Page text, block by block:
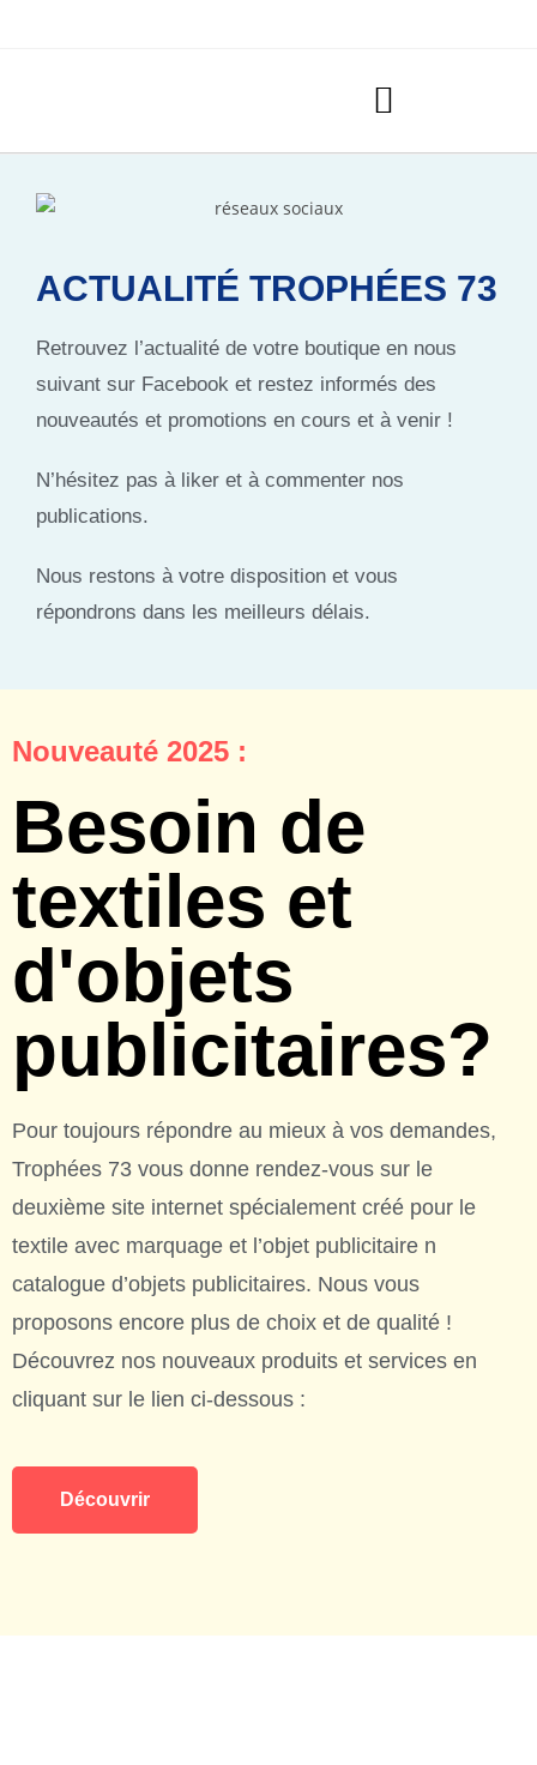
ACTUALITÉ TROPHÉES 73
Retrouvez l’actualité de votre boutique en nous
suivant sur Facebook et restez informés des
nouveautés et promotions en cours et à venir !
N’hésitez pas à liker et à commenter nos
publications.
Nous restons à votre disposition et vous
répondrons dans les meilleurs délais.
Nouveauté 2025 :
Besoin de
textiles et
d'objets
publicitaires?
Pour toujours répondre au mieux à vos demandes,
Trophées 73 vous donne rendez-vous sur le
deuxième site internet spécialement créé pour le
textile avec marquage et l’objet publicitaire n
catalogue d’objets publicitaires. Nous vous
proposons encore plus de choix et de qualité !
Découvrez nos nouveaux produits et services en
cliquant sur le lien ci-dessous :
Découvrir